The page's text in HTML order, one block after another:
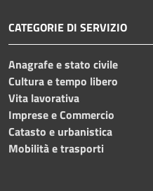
CATEGORIE DI SERVIZIO
Anagrafe e stato civile
Cultura e tempo libero
Vita lavorativa
Imprese e Commercio
Catasto e urbanistica
Mobilità e trasporti